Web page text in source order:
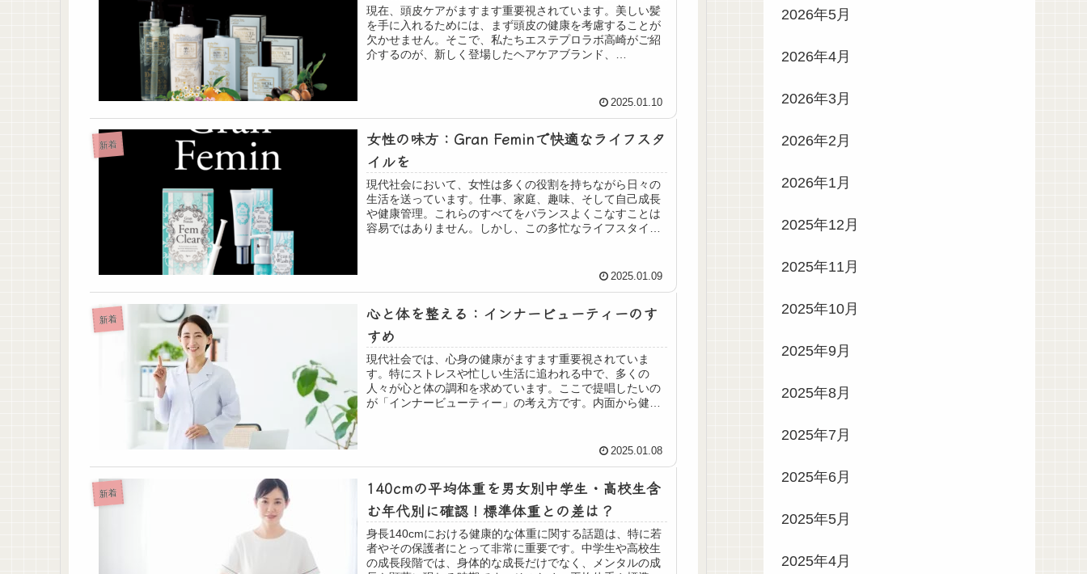
現在、頭皮ケアがますます重要視されています。美しい髪
を手に入れるためには、まず頭皮の健康を考慮することが
欠かせません。そこで、私たちエステプロラボ高崎がご紹
介するのが、新しく登場したヘアケアブランド、
2025.01.10
新着
女性の味方：Gran Feminで快適なライフスタ
イルを
現代社会において、女性は多くの役割を持ちながら日々の
生活を送っています。仕事、家庭、趣味、そして自己成長
や健康管理。これらのすべてをバランスよくこなすことは
容易ではありません。しかし、この多忙なライフスタイル
2025.01.09
新着
心と体を整える：インナービューティーのす
すめ
現代社会では、心身の健康がますます重要視されていま
す。特にストレスや忙しい生活に追われる中で、多くの
人々が心と体の調和を求めています。ここで提唱したいの
が「インナービューティー」の考え方です。内面から健康
2025.01.08
新着
140cmの平均体重を男女別中学生・高校生含
む年代別に確認！標準体重との差は？
身長140cmにおける健康的な体重に関する話題は、特に若
者やその保護者にとって非常に重要です。中学生や高校生
の成長段階では、身体的な成長だけでなく、メンタルの成
2026年5月
2026年4月
2026年3月
2026年2月
2026年1月
2025年12月
2025年11月
2025年10月
2025年9月
2025年8月
2025年7月
2025年6月
2025年5月
2025年4月